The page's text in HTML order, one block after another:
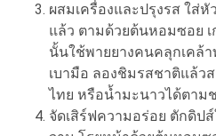
ผสมเครื่องและปรุงรส ใส่
แล้ว ตามด้วยต้นหอมซอย
นั้นใช้พายยางคนคลุกเคล้
เบามือ ลองชิมรสชาติแล้ว
ไทย หรือน้ำมะนาวได้ตาม
จัดเสิร์ฟความอร่อย ตักดิปส์